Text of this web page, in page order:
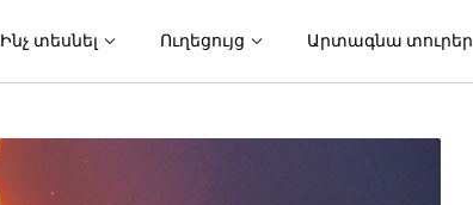
Ինչ տեսնել Ուղեցույց Արտագնա տուրեր